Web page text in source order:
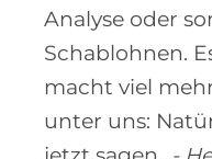
Analyse oder
Schablohnen.
macht viel
unter uns: